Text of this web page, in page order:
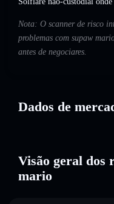
Nota: O scanner de risco
problemas com supaw
antes de negociares.
Dados de
Visão geral dos
mario